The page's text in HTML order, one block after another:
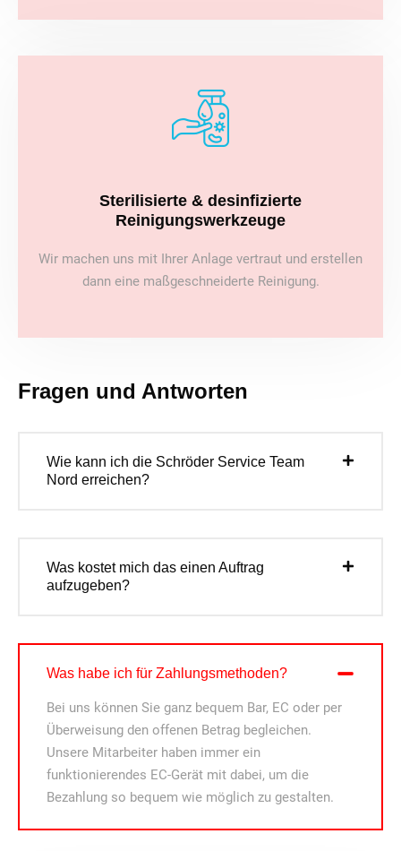
Sterilisierte & desinfizierte
Reinigungswerkzeuge
Wir machen uns mit Ihrer Anlage vertraut und erstellen
dann eine maßgeschneiderte Reinigung.
Fragen und Antworten
Wie kann ich die Schröder Service Team
Nord erreichen?
Was kostet mich das einen Auftrag
aufzugeben?
Was habe ich für Zahlungsmethoden?
Bei uns können Sie ganz bequem Bar, EC oder per
Überweisung den offenen Betrag begleichen.
Unsere Mitarbeiter haben immer ein
funktionierendes EC-Gerät mit dabei, um die
Bezahlung so bequem wie möglich zu gestalten.